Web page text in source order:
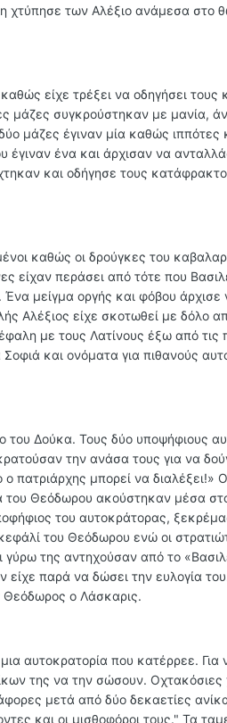
χτύπησε των Αλέξιο ανάμεσα στο
είχε τρέξει να οδηγήσει τους
μάζες συγκρούστηκαν με μανία,
μάζες έγιναν μία καθώς ιππότες
ένα και άρχισαν να
και οδήγησε τους
καθώς οι δρούγκες του
είχαν περάσει από τότε που
μείγμα οργής και φόβου άρχισε
Αλέξιος είχε σκοτωθεί με δόλο
με τους Λατίνους έξω από τις
και ονόματα για πιθανούς
Δούκα. Τους δύο υποψήφιους
την ανάσα τους για να
πατριάρχης μπορεί να διαλέξει!»
Θεόδωρου ακούστηκαν μέσα
του αυτοκράτορας,
του Θεόδωρου ενώ οι
γύρω της αντηχούσαν από το
παρά να δώσει την ευλογία
Θεόδωρος ο Λάσκαρις.
αυτοκρατορία που κατέρρεε. Για
της να την σώσουν. Οχτακόσιες
μετά από δύο δεκαετίες
και οι μισθοφόροι τους." Τα